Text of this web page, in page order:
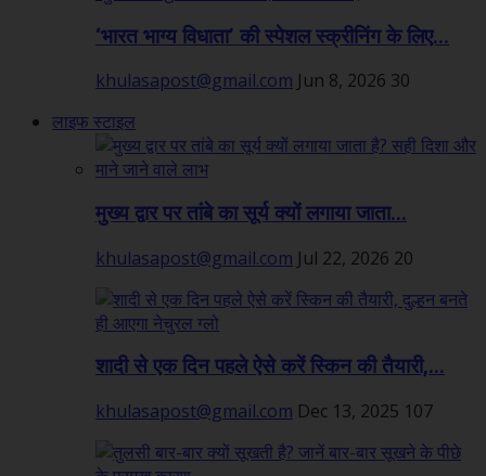
‘भारत भाग्य विधाता’ की स्पेशल स्क्रीनिंग के लिए...
khulasapost@gmail.com Jun 8, 2026 30
लाइफ स्टाइल
मुख्य द्वार पर तांबे का सूर्य क्यों लगाया जाता...
khulasapost@gmail.com Jul 22, 2026 20
शादी से एक दिन पहले ऐसे करें स्किन की तैयारी,...
khulasapost@gmail.com Dec 13, 2025 107